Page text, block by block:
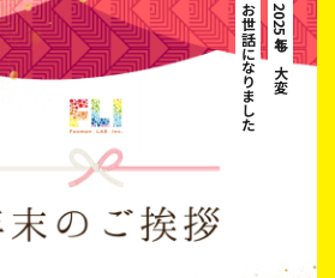
2025年も大変
お世話になりました